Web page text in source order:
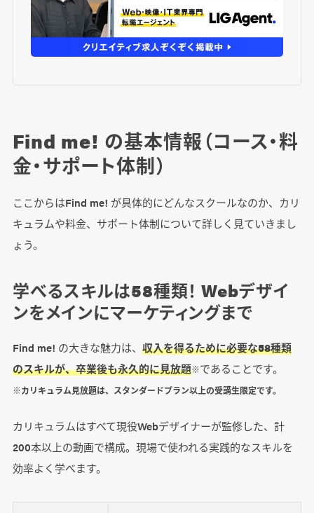
Find me! の基本情報（コース・料
金・サポート体制）
ここからはFind me! が具体的にどんなスクールなのか、カリ
キュラムや料金、サポート体制について詳しく見ていきまし
ょう。
学べるスキルは58種類！ Webデザイ
ンをメインにマーケティングまで
Find me! の大きな魅力は、 収入を得るために必要な58種類
のスキルが、卒業後も永久的に見放題※であることです。
※カリキュラム見放題は、スタンダードプラン以上の受講生限定です。
カリキュラムはすべて現役Webデザイナーが監修した、計
200本以上の動画で構成。現場で使われる実践的なスキルを
効率よく学べます。